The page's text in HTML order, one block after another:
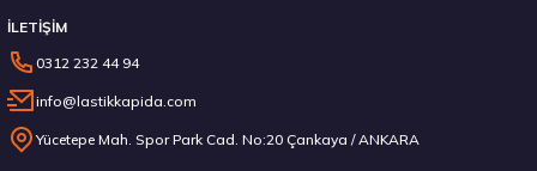
İLETİŞİM
0312 232 44 94
info@lastikkapida.com
Yücetepe Mah. Spor Park Cad. No:20 Çankaya / ANKARA